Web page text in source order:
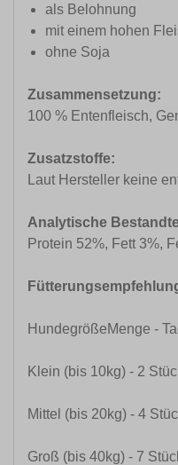
als Belohnung
mit einem hohen
ohne Soja
Zusammensetzung:
100 % Entenfleisch,
Zusatzstoffe:
Laut Hersteller keine
Analytische
Protein 52%, Fett 3%,
HundegrößeMenge -
Klein (bis 10kg) - 2
Mittel (bis 20kg) - 4
Groß (bis 40kg) - 7